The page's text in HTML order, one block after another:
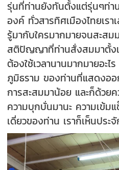
รุ่นที่ท่านยังทันตั้งแต่รุ่นๆท่า
องค์ ทั่วสารทิศเมืองไทยเรา
รู้มากับใครมากมายจนสะสม
สติปัญญาที่ท่านสั่งสมมาตั้ง
ต้องใช้เวลานานมากมายอะ
ภูมิธราม ของท่านที่แสดงออก
การสะสมมาน้อย และก็ด้วยค
ความบุกบั่นมานะ ความเข้ม
เดี่ยวของท่าน เราก็เห็นปร